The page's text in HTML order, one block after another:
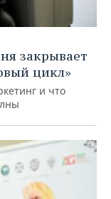
закрывает
цикл»
и что